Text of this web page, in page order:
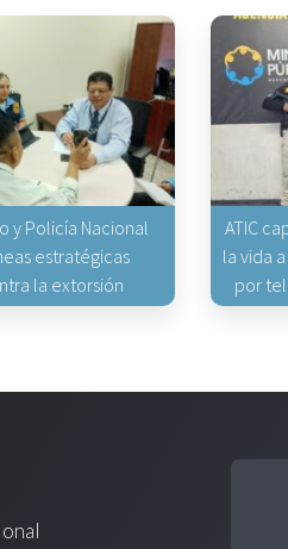
y Policía Nacional
estratégicas
la extorsión
ATIC
la vida
por